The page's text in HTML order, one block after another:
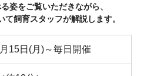
姿をご覧いただきながら、
飼育スタッフが解説します。
15日(月)～毎日開催